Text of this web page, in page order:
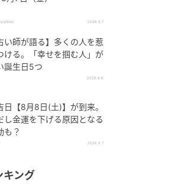
2026.8.7
い師が語る】多くの人を惹
ける。「幸せを掴む人」が
誕生日5つ
2026.8.6
日【8月8日(土)】が到来。
し金運を下げる原因となる
も？
2026.8.7
キング